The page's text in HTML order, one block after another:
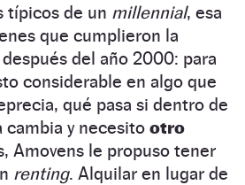
típicos de un millennial, esa
que cumplieron la
después del año 2000: para
considerable en algo que
qué pasa si dentro de
cambia y necesito otro
Amovens le propuso tener
renting. Alquilar en lugar de